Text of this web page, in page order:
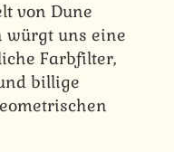
von Dune
würgt uns eine
Farbfilter,
billige